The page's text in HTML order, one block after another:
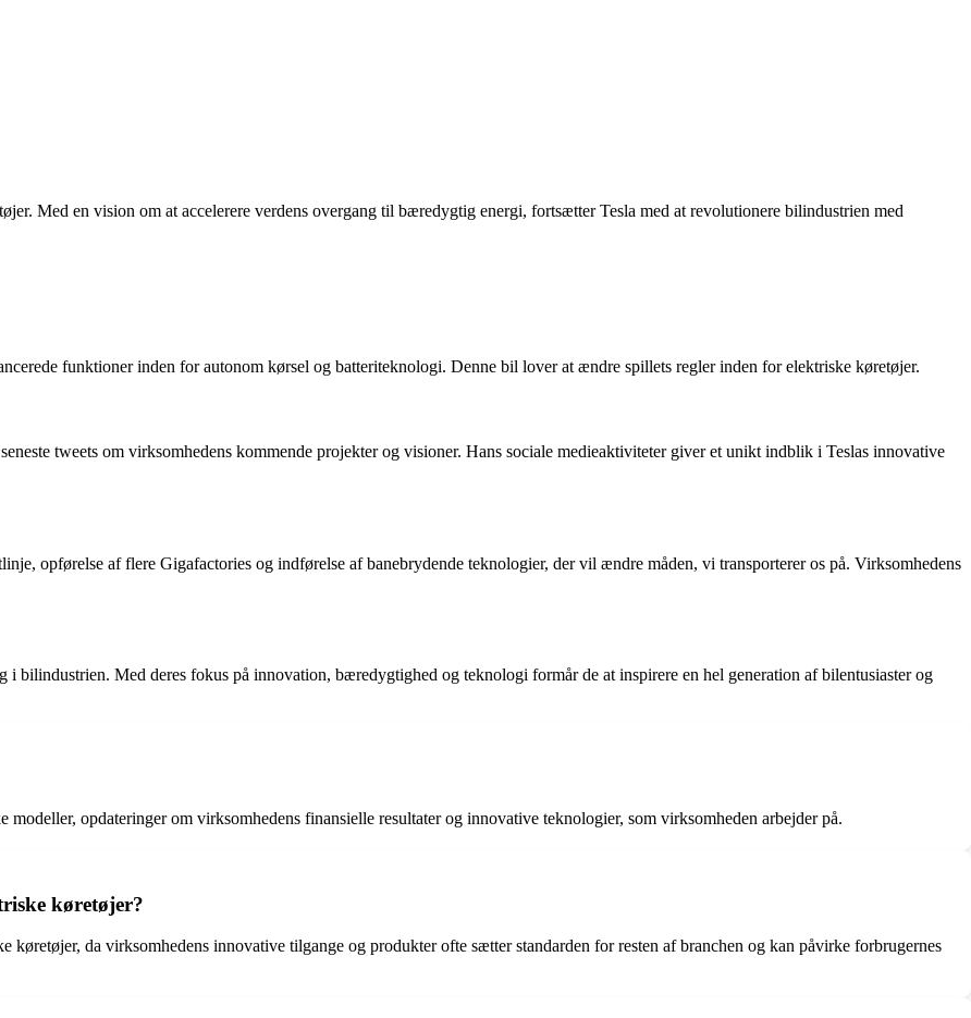
Med en vision om at accelerere verdens overgang til bæredygtig energi, fortsætter Tesla med at revolutionere bilindustrien med
funktioner inden for autonom kørsel og batteriteknologi. Denne bil lover at ændre spillets regler inden for elektriske køretøjer.
tweets om virksomhedens kommende projekter og visioner. Hans sociale medieaktiviteter giver et unikt indblik i Teslas innovative
opførelse af flere Gigafactories og indførelse af banebrydende teknologier, der vil ændre måden, vi transporterer os på. Virksomhedens
Med deres fokus på innovation, bæredygtighed og teknologi formår de at inspirere en hel generation af bilentusiaster og
modeller, opdateringer om virksomhedens finansielle resultater og innovative teknologier, som virksomheden arbejder på.
køretøjer?
køretøjer, da virksomhedens innovative tilgange og produkter ofte sætter standarden for resten af ​​branchen og kan påvirke forbrugernes